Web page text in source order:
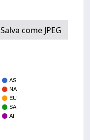
Salva come JPEG
AS
NA
EU
SA
AF